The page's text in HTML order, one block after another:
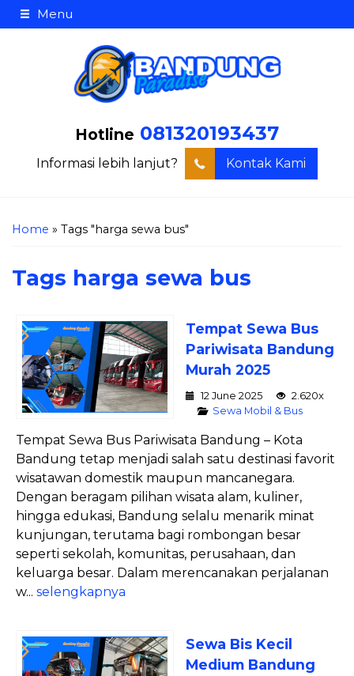
Menu
Hotline 081320193437
Informasi lebih lanjut? Kontak Kami
Home » Tags "harga sewa bus"
Tags harga sewa bus
Tempat Sewa Bus
Pariwisata Bandung
Murah 2025
12 June 2025
2.620x
Sewa Mobil & Bus
Tempat Sewa Bus Pariwisata Bandung – Kota
Bandung tetap menjadi salah satu destinasi favorit
wisatawan domestik maupun mancanegara.
Dengan beragam pilihan wisata alam, kuliner,
hingga edukasi, Bandung selalu menarik minat
kunjungan, terutama bagi rombongan besar
seperti sekolah, komunitas, perusahaan, dan
keluarga besar. Dalam merencanakan perjalanan
w... selengkapnya
Sewa Bis Kecil
Medium Bandung